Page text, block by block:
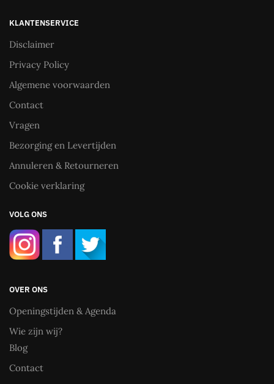
KLANTENSERVICE
Disclaimer
Privacy Policy
Algemene voorwaarden
Contact
Vragen
Bezorging en Levertijden
Annuleren & Retourneren
Cookie verklaring
VOLG ONS
OVER ONS
Openingstijden & Agenda
Wie zijn wij?
Blog
Contact